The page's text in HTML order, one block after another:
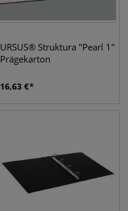
URSUS® Struktura "Pearl 1"
Prägekarton
16,63 €